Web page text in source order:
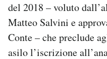
Area Personale
Newsletter
del 2018 – voluto
Matteo Salvini e
Conte – che preclude
asilo l’iscrizione